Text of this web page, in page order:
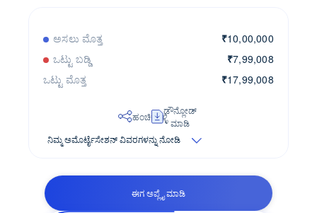
ಅಸಲು ಮೊತ್ತ ₹10,00,000
ಒಟ್ಟು ಬಡ್ಡಿ
₹7,99,008
ಒಟ್ಟು ಮೊತ್ತ
₹17,99,008
ಹಂಚಿಕೊಳ್ಳಿ
ಡೌನ್ಲೋಡ್
ಮಾಡಿ
ನಿಮ್ಮ ಅಮೊರ್ಟೈಸೇಶನ್ ವಿವರಗಳನ್ನು ನೋಡಿ
ಈಗ ಅಪ್ಲೈ ಮಾಡಿ